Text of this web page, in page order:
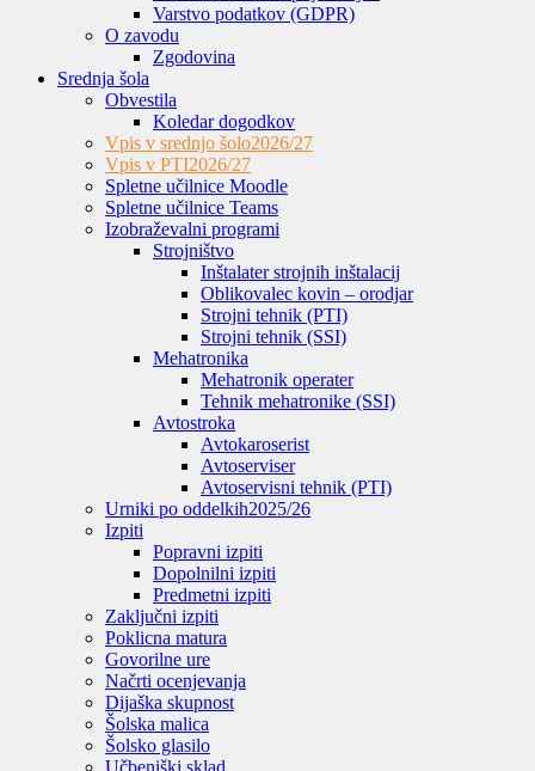
Varstvo podatkov (GDPR)
O zavodu
Zgodovina
Srednja šola
Obvestila
Koledar dogodkov
Vpis v srednjo šolo2026/27
Vpis v PTI2026/27
Spletne učilnice Moodle
Spletne učilnice Teams
Izobraževalni programi
Strojništvo
Inštalater strojnih inštalacij
Oblikovalec kovin – orodjar
Strojni tehnik (PTI)
Strojni tehnik (SSI)
Mehatronika
Mehatronik operater
Tehnik mehatronike (SSI)
Avtostroka
Avtokaroserist
Avtoserviser
Avtoservisni tehnik (PTI)
Urniki po oddelkih2025/26
Izpiti
Popravni izpiti
Dopolnilni izpiti
Predmetni izpiti
Zaključni izpiti
Poklicna matura
Govorilne ure
Načrti ocenjevanja
Dijaška skupnost
Šolska malica
Šolsko glasilo
Učbeniški sklad